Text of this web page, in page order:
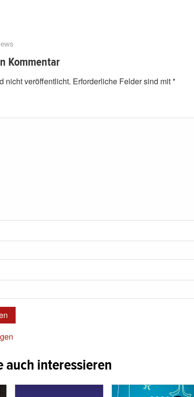
Kommentar
nicht veröffentlicht. Erforderliche Felder sind mit*
auch interessieren